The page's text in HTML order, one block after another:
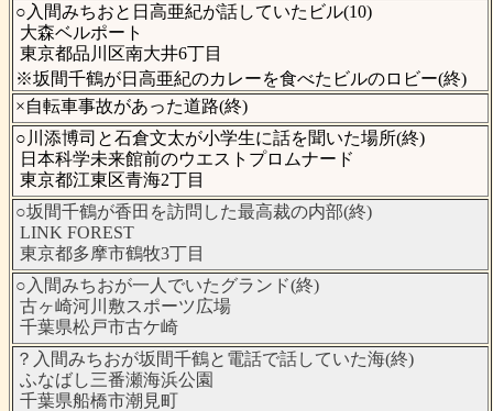
○入間みちおと日高亜紀が話していたビル(10)
大森ベルポート
東京都品川区南大井6丁目
※坂間千鶴が日高亜紀のカレーを食べたビルのロビー(終)
×自転車事故があった道路(終)
○川添博司と石倉文太が小学生に話を聞いた場所(終)
日本科学未来館前のウエストプロムナード
東京都江東区青海2丁目
○坂間千鶴が香田を訪問した最高裁の内部(終)
LINK FOREST
東京都多摩市鶴牧3丁目
○入間みちおが一人でいたグランド(終)
古ヶ崎河川敷スポーツ広場
千葉県松戸市古ケ崎
？入間みちおが坂間千鶴と電話で話していた海(終)
ふなばし三番瀬海浜公園
千葉県船橋市潮見町